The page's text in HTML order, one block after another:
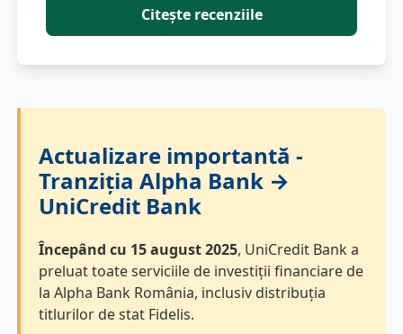
Citește recenziile
Actualizare importantă -
Tranziția Alpha Bank →
UniCredit Bank
Începând cu 15 august 2025, UniCredit Bank a
preluat toate serviciile de investiții financiare de
la Alpha Bank România, inclusiv distribuția
titlurilor de stat Fidelis.